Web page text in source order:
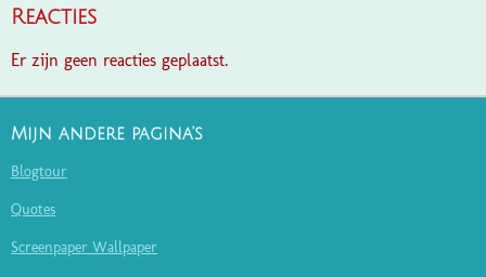
Reacties
Er zijn geen reacties geplaatst.
Mijn andere pagina's
Blogtour
Quotes
Screenpaper Wallpaper